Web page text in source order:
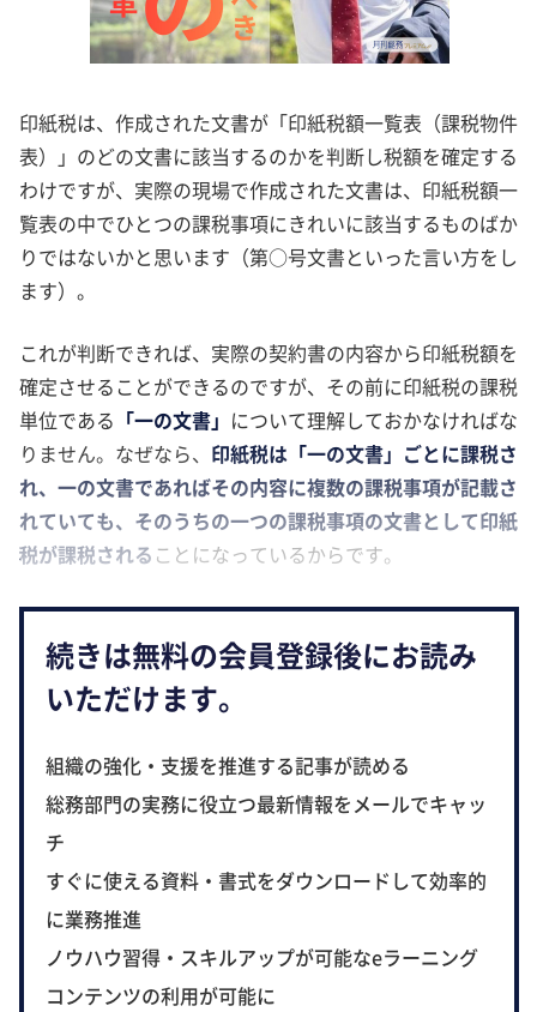
印紙税は、作成された文書が「印紙税額一覧表（課税物件
表）」のどの文書に該当するのかを判断し税額を確定する
わけですが、実際の現場で作成された文書は、印紙税額一
覧表の中でひとつの課税事項にきれいに該当するものばか
りではないかと思います（第○号文書といった言い方をし
ます）。
これが判断できれば、実際の契約書の内容から印紙税額を
確定させることができるのですが、その前に印紙税の課税
単位である 「一の文書」 について理解しておかなければな
りません。なぜなら、 印紙税は「一の文書」ごとに課税さ
れ、一の文書であればその内容に複数の課税事項が記載さ
れていても、そのうちの一つの課税事項の文書として印紙
税が課税される ことになっているからです。
続きは無料の会員登録後にお読み
いただけます。
組織の強化・支援を推進する記事が読める
総務部門の実務に役立つ最新情報をメールでキャッ
チ
すぐに使える資料・書式をダウンロードして効率的
に業務推進
ノウハウ習得・スキルアップが可能なeラーニング
コンテンツの利用が可能に